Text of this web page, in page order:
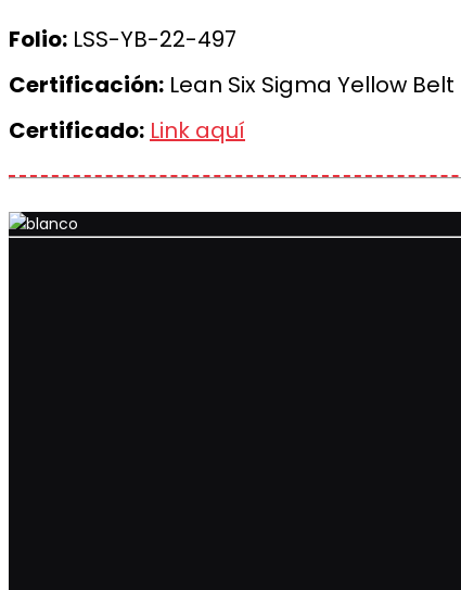
Folio: LSS-YB-22-497
Certificación: Lean Six Sigma Yellow Belt
Certificado: Link aquí